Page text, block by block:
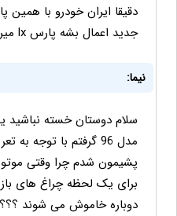
جدید اعمال بشه پارس lx میره رو 44 تومن.
نیما:
مدل 96 گرفتم با توجه
پشیمون شدم چرا وقتی
برای یک لحظه چراغ های
دوباره خاموش می شوند